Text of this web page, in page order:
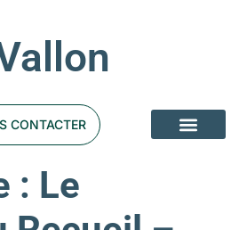
CONTACTER
: Le